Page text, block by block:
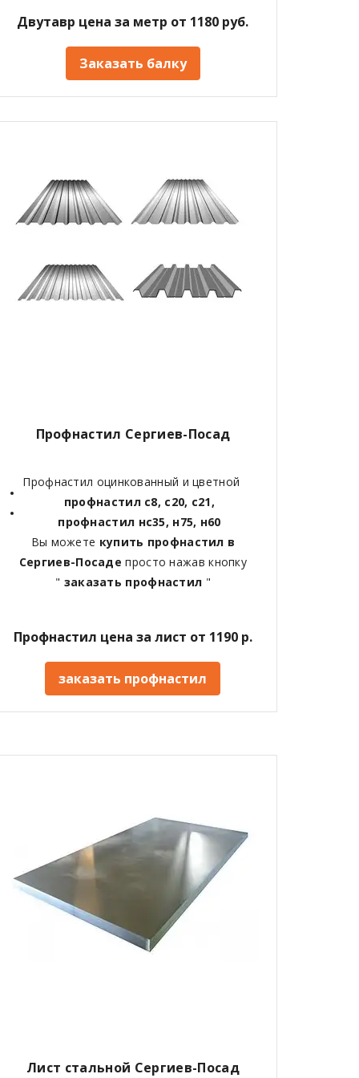
Двутавр цена за метр от 1180 руб.
Заказать балку
Профнастил Сергиев-Посад
Профнастил оцинкованный и цветной
профнастил с8, с20, с21,
профнастил нс35, н75, н60
Вы можете купить профнастил в
Сергиев-Посадепросто нажав кнопку
" заказать профнастил "
Профнастил цена за лист от 1190 р.
заказать профнастил
Лист стальной Сергиев-Посад